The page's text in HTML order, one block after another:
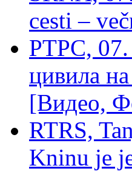
cesti –
РТРС, 07.
цивила
[Видео,
RTRS,
Kninu je